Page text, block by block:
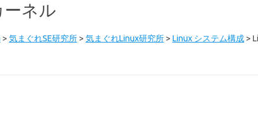
ーネル
> 気まぐれSE研究所> 気まぐれLinux研究所> Linux システム構成>